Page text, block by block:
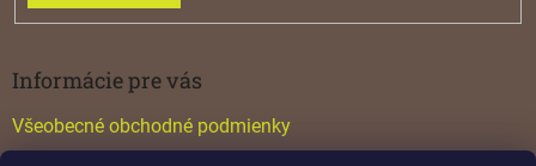
Informácie pre vás
Všeobecné obchodné podmienky